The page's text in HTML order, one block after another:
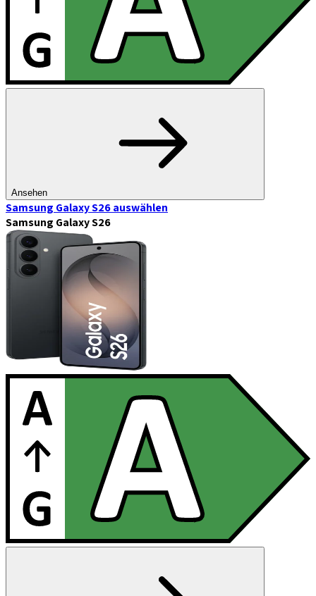
Ansehen
Samsung Galaxy S26auswählen
Samsung Galaxy S26